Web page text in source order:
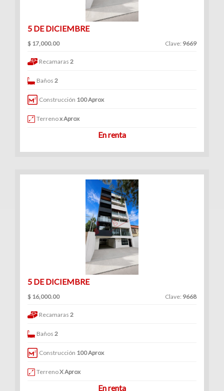
5 DE DICIEMBRE
$ 17,000.00 Clave: 9669
Recamaras 2
Baños2
Construcción 100 Aprox
Terrenox Aprox
En renta
5 DE DICIEMBRE
$ 16,000.00 Clave: 9668
Recamaras 2
Baños2
Construcción 100 Aprox
TerrenoX Aprox
En renta